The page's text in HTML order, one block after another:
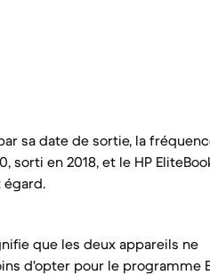
sa date de sortie, la
sorti en 2018, et le HP
égard.
que les deux appareils ne
d'opter pour le programme